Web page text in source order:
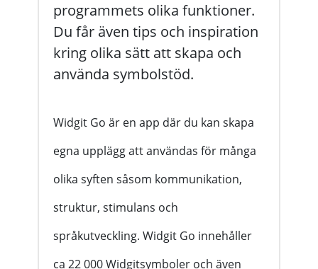
programmets olika funktioner.
Du får även tips och inspiration
kring olika sätt att skapa och
använda symbolstöd.
Widgit Go är en app där du kan skapa
egna upplägg att användas för många
olika syften såsom kommunikation,
struktur, stimulans och
språkutveckling. Widgit Go innehåller
ca 22 000Widgitsymboler och även